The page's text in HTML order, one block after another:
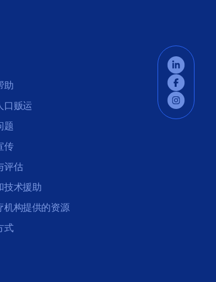
助
口贩运
题
传
评估
技术援助
机构提供的资源
式